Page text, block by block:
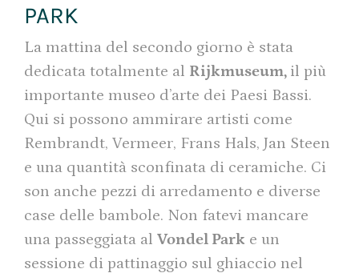
PARK
La mattina del secondo giorno è stata
dedicata totalmente al Rijkmuseum, il più
importante museo d’arte dei Paesi Bassi.
Qui si possono ammirare artisti come
Rembrandt, Vermeer, Frans Hals, Jan Steen
e una quantità sconfinata di ceramiche. Ci
son anche pezzi di arredamento e diverse
case delle bambole. Non fatevi mancare
una passeggiata al Vondel Park e un
sessione di pattinaggio sul ghiaccio nel